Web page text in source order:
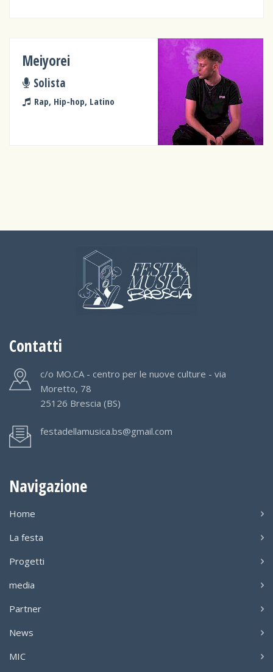
Meiyorei
Solista
Rap, Hip-hop, Latino
Contatti
c/o MO.CA - centro per le nuove culture - via
Moretto, 78
25126 Brescia (BS)
festadellamusica.bs@gmail.com
Navigazione
Home
La festa
Progetti
media
Partner
News
MIC